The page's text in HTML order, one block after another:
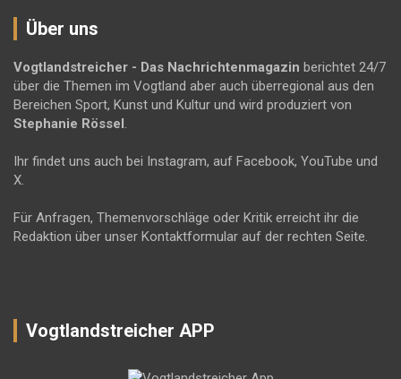
Über uns
Vogtlandstreicher - Das Nachrichtenmagazin berichtet 24/7
über die Themen im Vogtland aber auch überregional aus den
Bereichen Sport, Kunst und Kultur und wird produziert von
Stephanie Rössel .
Ihr findet uns auch bei Instagram, auf Facebook, YouTube und
X.
Für Anfragen, Themenvorschläge oder Kritik erreicht ihr die
Redaktion über unser Kontaktformular auf der rechten Seite.
Vogtlandstreicher APP